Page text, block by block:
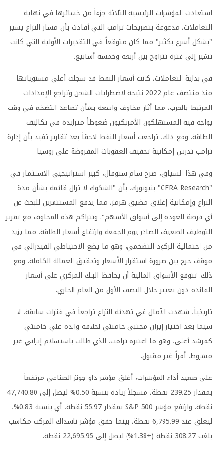
استعادت المؤشرات الرئيسية الثلاثة جزءاً من خسائرها في نهاية
التعاملات، مدعومة بتصريحات ترامب التي أفادت بأن مسار النزاع يسير
"بشكل أسرع بكثير" مما كان متوقعاً في التقديرات الأولية التي كانت
تشير إلى فترة تتراوح بين أربعة وخمسة أسابيع.
في بداية التعاملات، كانت أسعار النفط قد سجلت أعلى مستوياتها
منذ منتصف عام 2022 نتيجة لاضطرابات الشحن وتراجع الإمدادات
المرتبط بالحرب، مما أثار مخاوف واسعة بشأن تصاعد التضخم في وقت
يواجه فيه المستهلكون الأمريكيون ضغوطاً متزايدة في تكاليف
الطاقة. ومع ذلك، تراجعت أسعار النفط لاحقاً بعد تقارير تفيد بأن إدارة
ترامب تدرس إمكانية تخفيف العقوبات المفروضة على روسيا.
وفي هذا السياق، صرح سام ستوفال، كبير استراتيجيي الاستثمار في
"CFRA Research" بنيويورك، بأن "الشكوك لا تزال قائمة بشأن مدة
النزاع وإمكانية إغلاق مضيق هرمز، مما يدفع المستثمرين للبحث عن
أي فرصة للعودة إلى أسواق الأسهم". وتتراكم هذه المخاوف مع تقرير
التوظيف الضعيف الصادر يوم الجمعة وارتفاع أسعار الطاقة، مما يزيد
من احتمالية الركود التضخمي، وهو ما يضع الاحتياطي الفيدرالي في
موقف حرج بين ضرورة استقرار الأسعار وتحقيق العمالة الكاملة. ومع
ذلك، تتوقع الأسواق المالية أن يحافظ البنك المركزي على أسعار
الفائدة دون تغيير خلال النصف الأول من العام الجاري.
تاريخياً، شهدت الآمال في تهدئة النزاع تراجعاً في فترات سابقة، لا
سيما بعد اختيار إيران مجتبى خامنئي لخلافة والده علي خامنئي
كمرشد أعلى، وهو ما اعتبره ترامب، الذي طالب باستسلام إيراني غير
مشروط، أمراً غير مقبول.
على صعيد أداء المؤشرات، أغلق مؤشر داو جونز الصناعي مرتفعاً
بمقدار 239.25 نقطة، مسجلاً زيادة بنسبة 0.50% ليصل إلى 47,740.80
نقطة. وارتفع مؤشر S&P 500 بمقدار 55.97 نقطة، أي بنسبة 0.83%،
ليغلق عند 6,795.99 نقطة، بينما حقق مؤشر ناسداك المركب مكاسب
بلغت 308.27 نقطة (+1.38%) ليصل إلى 22,695.95 نقطة.